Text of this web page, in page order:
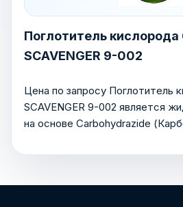
Поглотитель кислорода
SCAVENGER 9-002
Цена по запросу Поглотитель
SCAVENGER 9-002 является
на основе Carbohydrazide